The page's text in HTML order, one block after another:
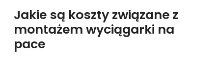
Jakie są koszty związane z
montażem wyciągarki na
pace